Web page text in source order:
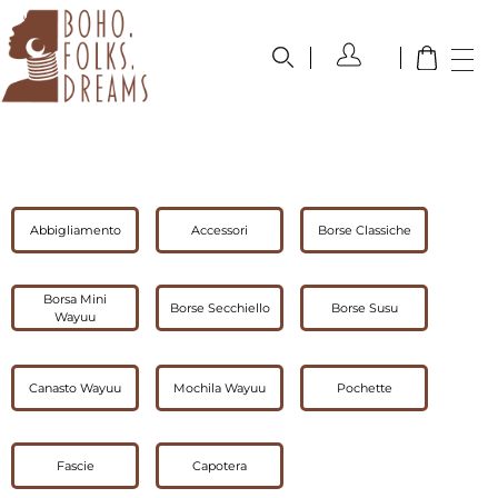
Abbigliamento Accessori Borse Classiche
Borsa Mini
Wayuu
Borse Secchiello Borse Susu
Canasto Wayuu Mochila Wayuu Pochette
Fascie Capotera